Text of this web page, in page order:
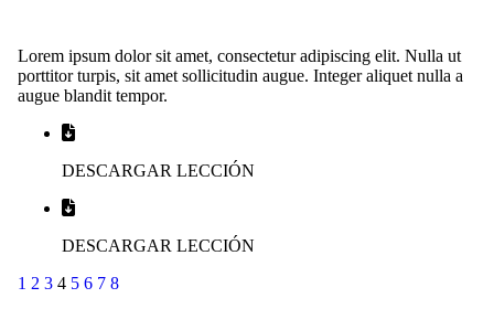
Lorem ipsum dolor sit amet, consectetur adipiscing elit. Nulla ut
porttitor turpis, sit amet sollicitudin augue. Integer aliquet nulla a
augue blandit tempor.
DESCARGAR LECCIÓN
DESCARGAR LECCIÓN
1 2 3 4 5 6 7 8